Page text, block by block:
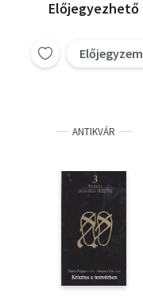
Előjegyezhető
Előjegyzem
ANTIKVÁR